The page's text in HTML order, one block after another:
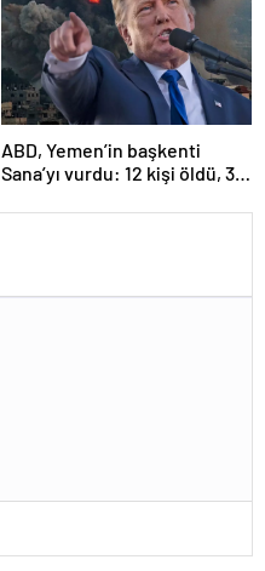
ABD, Yemen’in başkenti
Sana’yı vurdu: 12 kişi öldü, 30